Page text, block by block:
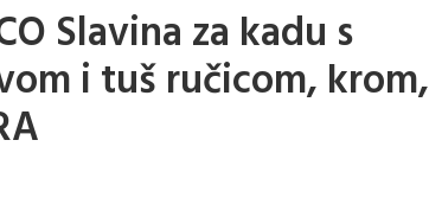
Slavina za kadu s
i tuš ručicom, krom,